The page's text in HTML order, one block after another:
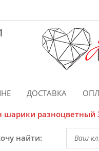
ДОСТАВКА
шарики
найти: